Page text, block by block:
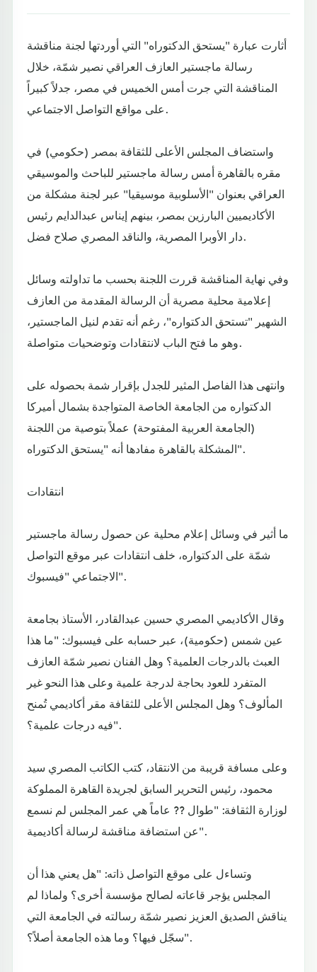
أثارت عبارة "يستحق الدكتوراه" التي أوردتها لجنة مناقشة
رسالة ماجستير العازف العراقي نصير شمّة، خلال
المناقشة التي جرت أمس الخميس في مصر، جدلاً كبيراً
على مواقع التواصل الاجتماعي.
واستضاف المجلس الأعلى للثقافة بمصر (حكومي) في
مقره بالقاهرة أمس رسالة ماجستير للباحث والموسيقي
العراقي بعنوان "الأسلوبية موسيقيا" عبر لجنة مشكلة من
الأكاديميين البارزين بمصر، بينهم إيناس عبدالدايم رئيس
دار الأوبرا المصرية، والناقد المصري صلاح فضل.
وفي نهاية المناقشة قررت اللجنة بحسب ما تداولته وسائل
إعلامية محلية مصرية أن الرسالة المقدمة من العازف
الشهير "تستحق الدكتواره"، رغم أنه تقدم لنيل الماجستير،
وهو ما فتح الباب لانتقادات وتوضحيات متواصلة.
وانتهى هذا الفاصل المثير للجدل بإقرار شمة بحصوله على
الدكتواره من الجامعة الخاصة المتواجدة بشمال أميركا
(الجامعة العربية المفتوحة) عملاً بتوصية من اللجنة
المشكلة بالقاهرة مفادها أنه "يستحق الدكتوراه".
انتقادات
ما أثير في وسائل إعلام محلية عن حصول رسالة ماجستير
شمّة على الدكتواره، خلف انتقادات عبر موقع التواصل
الاجتماعي "فيسبوك".
وقال الأكاديمي المصري حسين عبدالقادر، الأستاذ بجامعة
عين شمس (حكومية)، عبر حسابه على فيسبوك: "ما هذا
العبث بالدرجات العلمية؟ وهل الفنان نصير شمّة العازف
المتفرد للعود بحاجة لدرجة علمية وعلى هذا النحو غير
المألوف؟ وهل المجلس الأعلى للثقافة مقر أكاديمي تُمنح
فيه درجات علمية؟".
وعلى مسافة قريبة من الانتقاد، كتب الكاتب المصري سيد
محمود، رئيس التحرير السابق لجريدة القاهرة المملوكة
لوزارة الثقافة: "طوال ?? عاماً هي عمر المجلس لم نسمع
عن استضافة مناقشة لرسالة أكاديمية".
وتساءل على موقع التواصل ذاته: "هل يعني هذا أن
المجلس يؤجر قاعاته لصالح مؤسسة أخرى؟ ولماذا لم
يناقش الصديق العزيز نصير شمّة رسالته في الجامعة التي
سجّل فيها؟ وما هذه الجامعة أصلاً؟".